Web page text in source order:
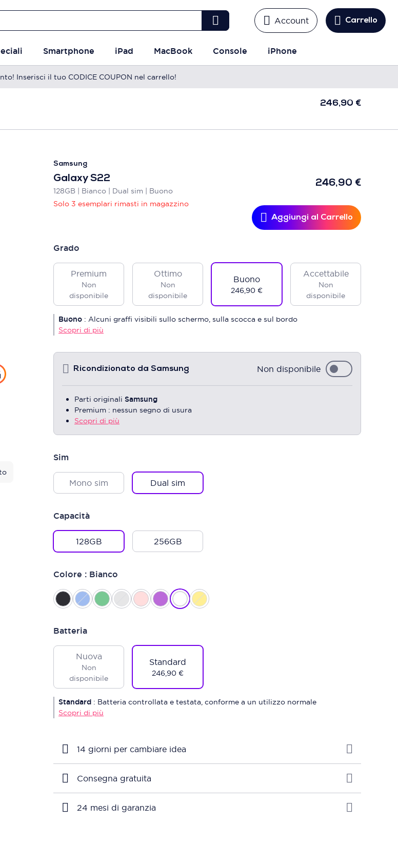
Account Carrello
Smartphone iPad MacBook Console iPhone
Inserisci il tuo CODICE COUPON nel carrello!
246,90 €
Samsung
Galaxy S22
128GB | Bianco | Dual sim | Buono
Solo 3 esemplari rimasti in magazzino
246,90 €
Aggiungi al Carrello
Grado
Premium
Non
disponibile
Ottimo
Non
disponibile
Buono
246,90 €
Accettabile
Non
disponibile
Buono : Alcuni graffi visibili sullo schermo, sulla scocca e sul bordo
Scopri di più
Ricondizionato da Samsung Non disponibile
Parti originali Samsung
Premium : nessun segno di usura
Scopri di più
Sim
Mono sim Dual sim
Capacità
128GB 256GB
Colore : Bianco
Batteria
Nuova
Non
disponibile
Standard
246,90 €
Standard : Batteria controllata e testata, conforme a un utilizzo normale
Scopri di più
14 giorni per cambiare idea
Consegna gratuita
24 mesi di garanzia